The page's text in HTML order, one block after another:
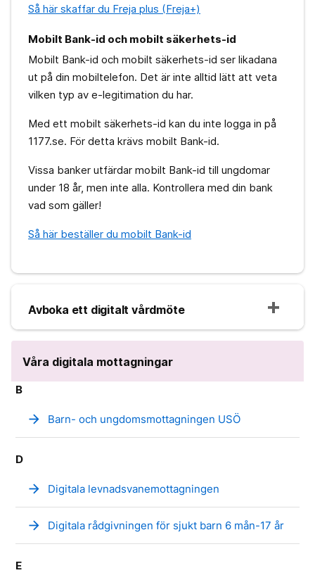
Så här skaffar du Freja plus (Freja+)
Mobilt Bank-id och mobilt säkerhets-id
Mobilt Bank-id och mobilt säkerhets-id ser likadana
ut på din mobiltelefon. Det är inte alltid lätt att veta
vilken typ av e-legitimation du har.
Med ett mobilt säkerhets-id kan du inte logga in på
1177.se. För detta krävs mobilt Bank-id.
Vissa banker utfärdar mobilt Bank-id till ungdomar
under 18 år, men inte alla. Kontrollera med din bank
vad som gäller!
Så här beställer du mobilt Bank-id
Avboka ett digitalt vårdmöte
Våra digitala mottagningar
B
arrow_forward Barn- och ungdomsmottagningen USÖ
D
arrow_forward Digitala levnadsvanemottagningen
arrow_forward Digitala rådgivningen för sjukt barn 6 mån-17 år
E